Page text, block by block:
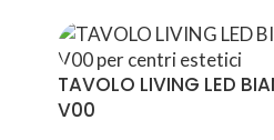
TAVOLO LIVING LED
V00